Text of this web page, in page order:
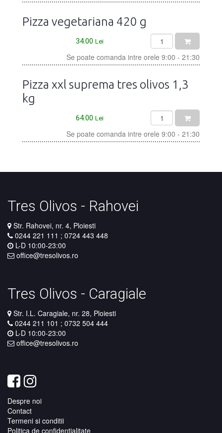
Pizza vegetariana 420 g
34.00 Lei
Se poate comanda intre orele 9:00 - 21:30
Pizza xxl suprema tres olivos 1,3
kg
64.00 Lei
Se poate comanda intre orele 9:00 - 21:30
Tres Olivos - Rahovei
Str. Rahovei, nr. 4, Ploiesti
0244 221 111 ; 0724 443 448
L-D 10:00-23:00​​​​​​​
office@tresolivos.ro
Tres Olivos - Caragiale
Str. I.L. Caragiale, nr. 28, Ploiesti
0244 211 101 ; 0732 504 444
L-D 10:00-23:00​​​​​​​
office@tresolivos.ro
Despre noi
Contact
Termeni si conditii
Politica de confidentialitate